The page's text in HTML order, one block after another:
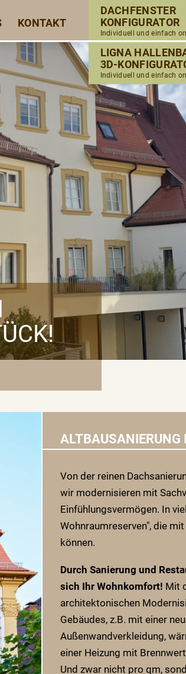
KONTAKT
DACHFENSTER
KONFIGURATOR
Individuell und einfach
LIGNA
3D-
Individuell und einfach
ALTBAUSANIERUNG
Von der reinen
wir modernisieren mit
Einfühlungsvermögen. In
Wohnraumreserven", die
können.
Durch Sanierung und
sich Ihr Wohnkomfort! Mit
architektonischen
Gebäudes, z.B. mit einer
Außenwandverkleidung,
einer Heizung mit
Und zwar nicht pro qm,